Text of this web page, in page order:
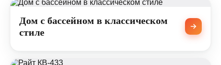
Дом с бассейном в классическом
стиле